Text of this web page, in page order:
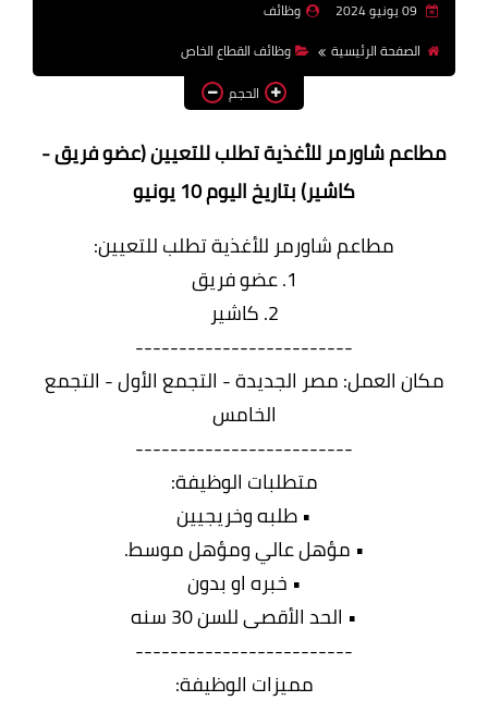
بالجامعات والمعاهد
اخبار
وظائف
الصفحة الرئيسية
وظائف القطاع الخاص
الحجم
مطاعم شاورمر للأغذية تطلب للتعيين (عضو فريق -
كاشير) بتاريخ اليوم 10 يونيو
مطاعم شاورمر للأغذية تطلب للتعيين:
1. عضو فريق
2. كاشير
-------------------------
مكان العمل: مصر الجديدة - التجمع الأول - التجمع
الخامس
-------------------------
متطلبات الوظيفة:
• طلبه وخريجيين
• مؤهل عالي ومؤهل موسط.
• خبره او بدون
• الحد الأقصى للسن 30 سنه
-------------------------
مميزات الوظيفة: